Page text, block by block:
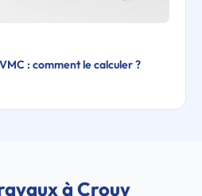
: comment le calculer ?
à Crouy